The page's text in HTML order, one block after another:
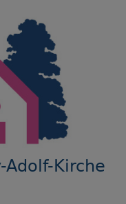
Adolf-Kirche